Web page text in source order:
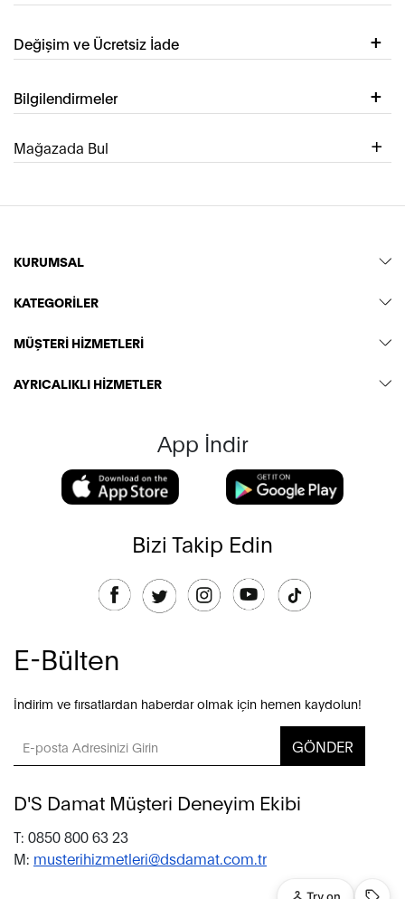
Değişim ve Ücretsiz İade
Bilgilendirmeler
Mağazada Bul
KURUMSAL
KATEGORİLER
MÜŞTERİ HİZMETLERİ
AYRICALIKLI HİZMETLER
App İndir
Bizi Takip Edin
E-Bülten
İndirim ve fırsatlardan haberdar olmak için hemen kaydolun!
GÖNDER
D'S Damat Müşteri Deneyim Ekibi
T: 0850 800 63 23
M: musterihizmetleri@dsdamat.com.tr